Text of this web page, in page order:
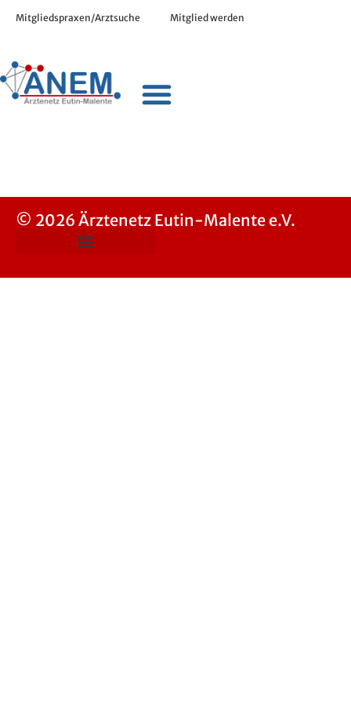
Mitgliedspraxen/Arztsuche Mitglied werden
© 2026 Ärztenetz Eutin-Malente e.V.